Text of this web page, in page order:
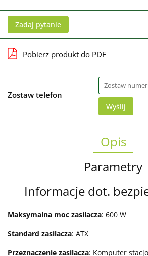
Zadaj pytanie
Pobierz produkt do PDF
Zostaw telefon
Wyślij
Opis
Parametry
Informacje dot.
Maksymalna moc zasilacza: 600 W
Standard zasilacza: ATX
Przeznaczenie zasilacza: Komputer